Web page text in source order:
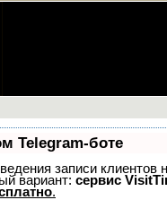
Telegram-боте
записи
вариант: сервис
.